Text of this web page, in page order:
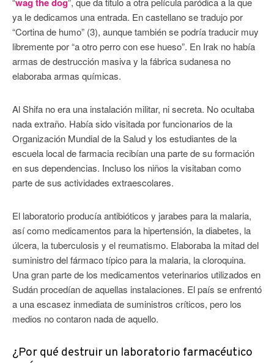
ya le dedicamos una entrada. En castellano se tradujo por
“Cortina de humo” (3), aunque también se podría traducir muy
libremente por “a otro perro con ese hueso”. En Irak no había
armas de destrucción masiva y la fábrica sudanesa no
elaboraba armas químicas.
Al Shifa no era una instalación militar, ni secreta. No ocultaba
nada extraño. Había sido visitada por funcionarios de la
Organización Mundial de la Salud y los estudiantes de la
escuela local de farmacia recibían una parte de su formación
en sus dependencias. Incluso los niños la visitaban como
parte de sus actividades extraescolares.
El laboratorio producía antibióticos y jarabes para la malaria,
así como medicamentos para la hipertensión, la diabetes, la
úlcera, la tuberculosis y el reumatismo. Elaboraba la mitad del
suministro del fármaco típico para la malaria, la cloroquina.
Una gran parte de los medicamentos veterinarios utilizados en
Sudán procedían de aquellas instalaciones. El país se enfrentó
a una escasez inmediata de suministros críticos, pero los
medios no contaron nada de aquello.
¿Por qué destruir un laboratorio farmacéutico